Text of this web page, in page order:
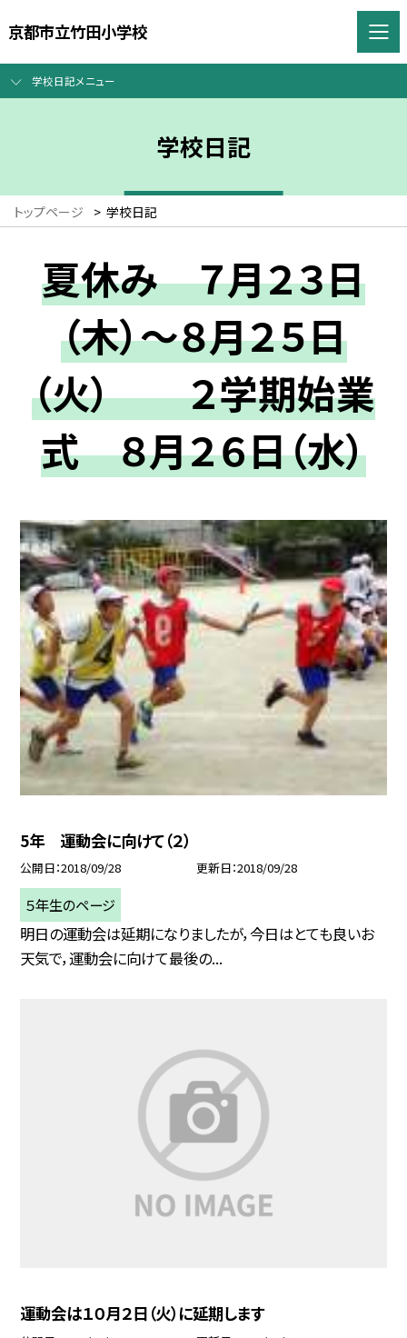
京都市立竹田小学校
学校日記メニュー
学校日記
トップページ > 学校日記
夏休み ７月２３日
（木）～８月２５日
（火） ２学期始業
式 ８月２６日（水）
5年 運動会に向けて（２）
公開日 2018/09/28 更新日 2018/09/28
５年生のページ
明日の運動会は延期になりましたが，今日はとても良いお
天気で，運動会に向けて最後の...
運動会は１０月２日（火）に延期します